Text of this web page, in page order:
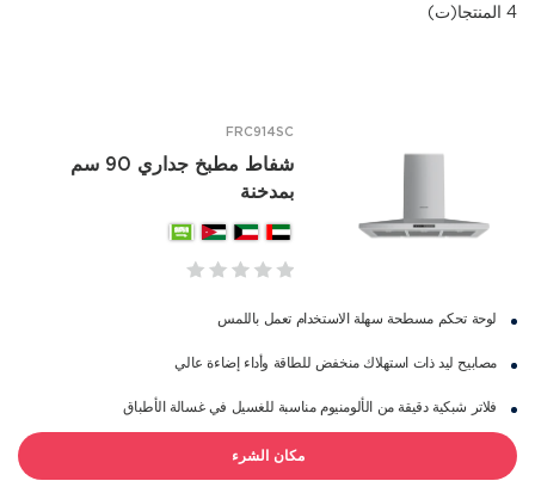
4 المنتجا(ت)
FRC914SC
شفاط مطبخ جداري 90 سم
بمدخنة
لوحة تحكم مسطحة سهلة الاستخدام تعمل باللمس
مصابيح ليد ذات استهلاك منخفض للطاقة وأداء إضاءة عالي
فلاتر شبكية دقيقة من الألومنيوم مناسبة للغسيل في غسالة الأطباق
مكان الشرء